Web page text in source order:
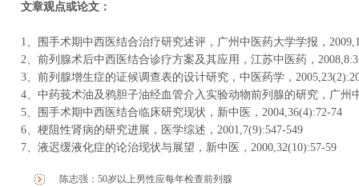
文章观点或论文：
1、围手术期中西医结合治疗研究述评，广州中医药大学学报，
2、前列腺术后中西医结合诊疗方案及其应用，江苏中医药，
3、前列腺增生症的证候调查表的设计研究，中医药学，
4、中药莪术油及鸦胆子油经血管介入实验动物前列腺的研究，
5、围手术期中西医结合临床研究现状，新中医，2004,36(4):72-
6、梗阻性肾病的研究进展，医学综述，2001,7(9):547-549
7、液迟缓液化症的论治现状与展望，新中医，2000,32(10):57-59
陈志强：50岁以上男性应每年检查前列腺